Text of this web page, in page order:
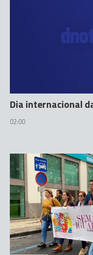
Dia internacional
02:00